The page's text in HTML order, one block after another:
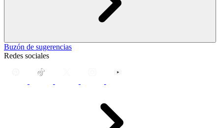
Buzón de sugerencias
Redes sociales